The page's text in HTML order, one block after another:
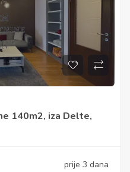
140m2, iza Delte,
prije 3 dana